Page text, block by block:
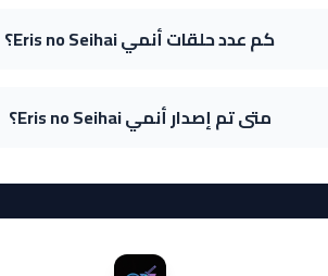
كم عدد حلقات أنمي Eris no Seihai؟
متى تم إصدار أنمي Eris no Seihai؟